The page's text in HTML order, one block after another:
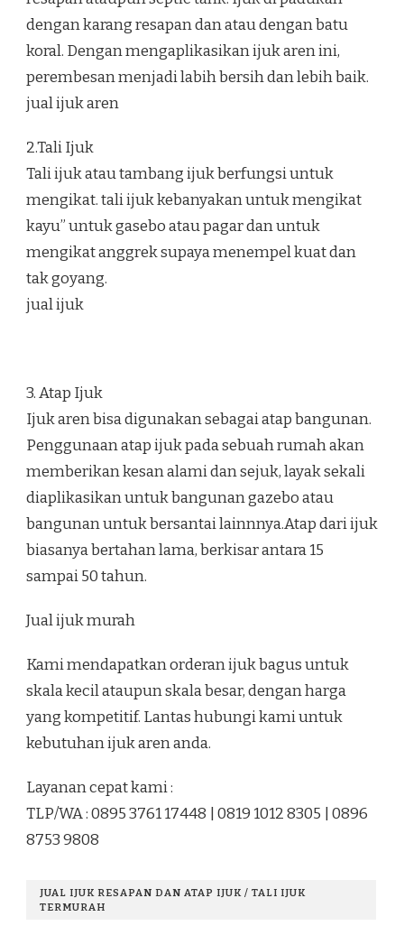
dengan karang resapan dan atau dengan batu
koral. Dengan mengaplikasikan ijuk aren ini,
perembesan menjadi labih bersih dan lebih baik.
jual ijuk aren
2.Tali Ijuk
Tali ijuk atau tambang ijuk berfungsi untuk
mengikat. tali ijuk kebanyakan untuk mengikat
kayu” untuk gasebo atau pagar dan untuk
mengikat anggrek supaya menempel kuat dan
tak goyang.
jual ijuk
3. Atap Ijuk
Ijuk aren bisa digunakan sebagai atap bangunan.
Penggunaan atap ijuk pada sebuah rumah akan
memberikan kesan alami dan sejuk, layak sekali
diaplikasikan untuk bangunan gazebo atau
bangunan untuk bersantai lainnnya.Atap dari ijuk
biasanya bertahan lama, berkisar antara 15
sampai 50 tahun.
Jual ijuk murah
Kami mendapatkan orderan ijuk bagus untuk
skala kecil ataupun skala besar, dengan harga
yang kompetitif. Lantas hubungi kami untuk
kebutuhan ijuk aren anda.
Layanan cepat kami :
TLP/WA : 0895 3761 17448 | 0819 1012 8305 | 0896
8753 9808
JUAL IJUK RESAPAN DAN ATAP IJUK / TALI IJUK
TERMURAH